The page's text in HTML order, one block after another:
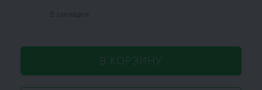
В КОРЗИНУ